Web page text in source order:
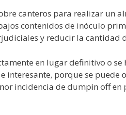
canteros para realizar un
contenidos de inóculo
y reducir la cantidad
en lugar definitivo o se
interesante, porque se
incidencia de dumpin off